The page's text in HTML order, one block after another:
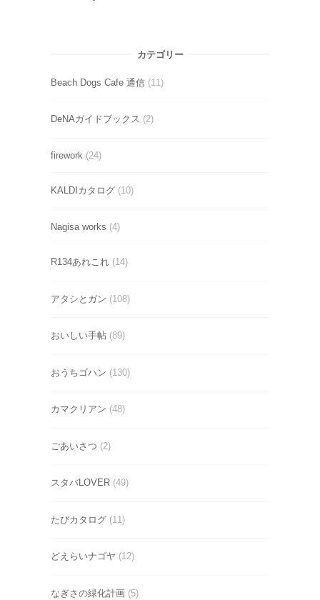
カテゴリー
Beach Dogs Cafe 通信 (11)
DeNAガイドブックス (2)
firework (24)
KALDIカタログ (10)
Nagisa works (4)
R134あれこれ (14)
アタシとガン (108)
おいしい手帖 (89)
おうちゴハン (130)
カマクリアン (48)
ごあいさつ (2)
スタバLOVER (49)
たびカタログ (11)
どえらいナゴヤ (12)
なぎさの緑化計画 (5)